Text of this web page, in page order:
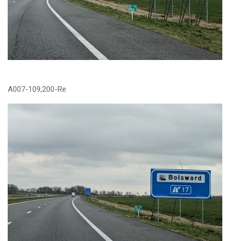
A007-109,200-Re